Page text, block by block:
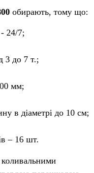
обирають, тому що:
24/7;
3 до 7 т.;
мм;
в діаметрі до 10 см;
– 16 шт.